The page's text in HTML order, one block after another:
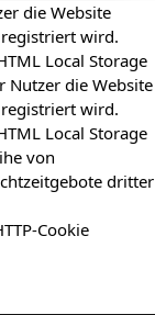
die Website
wird.
Local Storage
Nutzer die Website
wird.
Local Storage
von
dritter
Cookie